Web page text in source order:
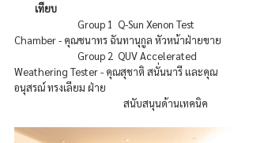
เทียบ
Chamber - คุณชนาทร ฉันทานุกูล หัวหน้าฝ่ายขาย
Weathering Tester - คุณสุชาติ สนั่นนารี และคุณ
อนุสรณ์ ทรงเลียม ฝ่าย
			      สนับสนุนด้านเทคนิค